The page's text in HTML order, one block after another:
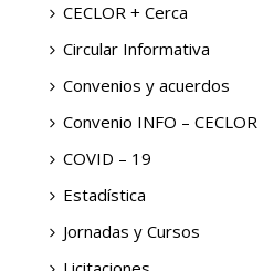
CECLOR + Cerca
Circular Informativa
Convenios y acuerdos
Convenio INFO – CECLOR
COVID – 19
Estadística
Jornadas y Cursos